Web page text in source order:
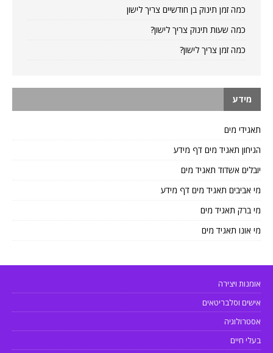
כמה זמן תינוק בן חודשיים צריך לישון
כמה שעות תינוק צריך לישון?
כמה זמן צריך לישון?
מידע
תאגידי מים
הגיחון תאגיד מים דף מידע
יובלים אשדוד תאגיד מים
מי אביבים תאגיד מים דף מידע
מי ברק תאגיד מים
מי אונו תאגיד מים
אומנות ויצירה
אישים וסלבריטאים
אסטרולוגיה
בעלי חיים